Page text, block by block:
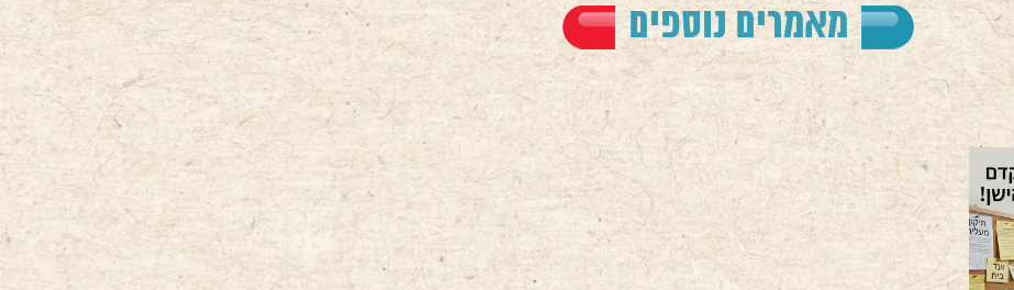
מאמרים נוספים